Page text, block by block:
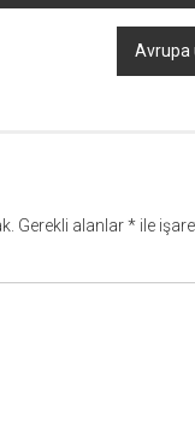
Avrupa
Gerekli alanlar*ile